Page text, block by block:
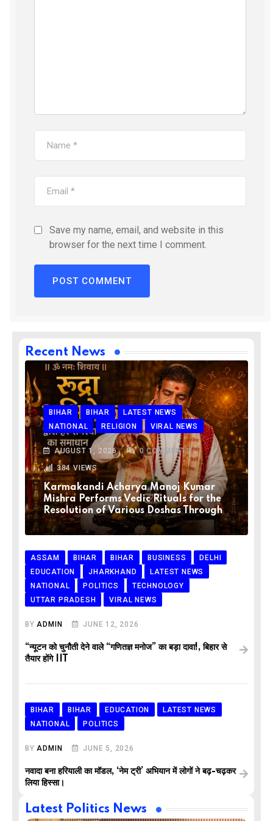
Save my name, email, and website in this
browser for the next time I comment.
Recent News
BIHAR BIHAR
LATEST NEWS
NATIONAL
RELIGION VIRAL NEWS
AUGUST 1, 2026 0COMMENTS
384VIEWS
Karmakandi Acharya Manoj Kumar
Mishra Performs Vedic Rituals for the
Resolution of Various Doshas Through
ASSAM BIHAR BIHAR BUSINESS
DELHI
EDUCATION
JHARKHAND
LATEST NEWS
NATIONAL
POLITICS
TECHNOLOGY
UTTAR PRADESH
VIRAL NEWS
BYADMIN JUNE 12, 2026
“न्यूटन को चुनौती देने वाले “गणितज्ञ मनोज” का बड़ा दावा!, बिहार से
तैयार होंगे IIT
BIHAR BIHAR EDUCATION
LATEST NEWS
NATIONAL
POLITICS
BYADMIN JUNE 5, 2026
नवादा बना हरियाली का मॉडल, ‘नेम ट्री’ अभियान में लोगों ने बढ़-चढ़कर
लिया हिस्सा।
Latest Politics News